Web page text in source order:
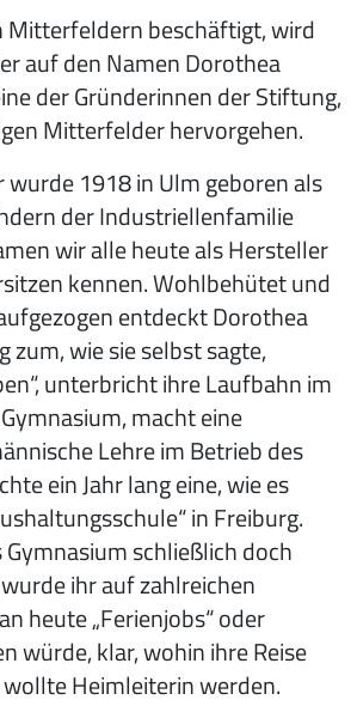
Mitterfeldern beschäftigt, wird
auf den Namen Dorothea
der Gründerinnen der Stiftung,
Mitterfelder hervorgehen.
1918 in Ulm geboren als
der Industriellenfamilie
wir alle heute als Hersteller
kennen. Wohlbehütet und
entdeckt Dorothea
zum, wie sie selbst sagte,
unterbricht ihre Laufbahn im
macht eine
Lehre im Betrieb des
ein Jahr lang eine, wie es
in Freiburg.
schließlich doch
ihr auf zahlreichen
heute „Ferienjobs“ oder
würde, klar, wohin ihre Reise
Heimleiterin werden.